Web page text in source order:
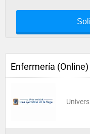
Enfermería (Online)